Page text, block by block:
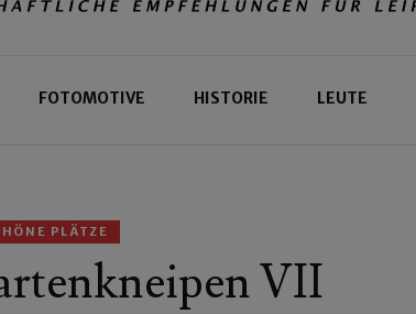
FOTOMOTIVE HISTORIE LEUTE
PLÄTZE
VII